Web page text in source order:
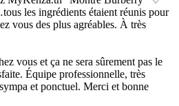
les ingrédients étaient réunis pour
vous des plus agréables. À très
vous et ça ne sera sûrement pas le
Équipe professionnelle, très
et ponctuel. Merci et bonne